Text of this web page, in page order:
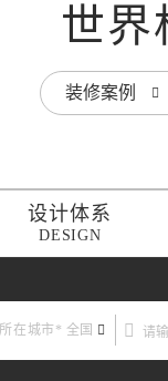
世界
装修案例
设计体系
DESIGN
所在城市* 全国